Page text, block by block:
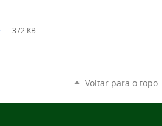
— 372 KB
Voltar para o topo